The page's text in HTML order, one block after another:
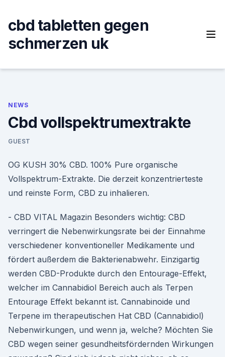
content
cbd tabletten gegen
schmerzen uk
NEWS
Cbd vollspektrumextrakte
GUEST
OG KUSH 30% CBD. 100% Pure organische
Vollspektrum-Extrakte. Die derzeit konzentrierteste
und reinste Form, CBD zu inhalieren.
- CBD VITAL Magazin Besonders wichtig: CBD
verringert die Nebenwirkungsrate bei der Einnahme
verschiedener konventioneller Medikamente und
fördert außerdem die Bakterienabwehr. Einzigartig
werden CBD-Produkte durch den Entourage-Effekt,
welcher im Cannabidiol Bereich auch als Terpen
Entourage Effekt bekannt ist. Cannabinoide und
Terpene im therapeutischen Hat CBD (Cannabidiol)
Nebenwirkungen, und wenn ja, welche? Möchten Sie
CBD wegen seiner gesundheitsfördernden Wirkungen